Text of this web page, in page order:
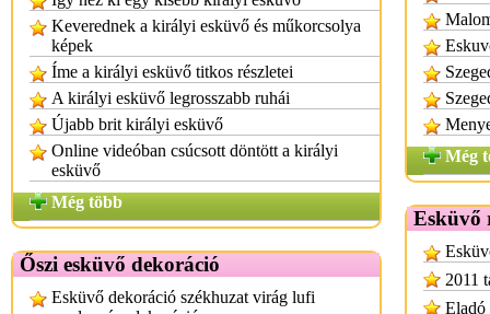
Keverednek a királyi esküvő és műkorcsolya
képek
Íme a királyi esküvő titkos részletei
A királyi esküvő legrosszabb ruhái
Újabb brit királyi esküvő
Online videóban csúcsott döntött a királyi
esküvő
Még több
Őszi esküvő dekoráció
Esküvő dekoráció székhuzat virág lufi
Még
Esküvő
2011
Eladó